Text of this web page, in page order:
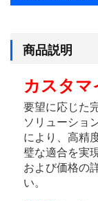
商品説明
カスタマ
要望に応じた
ソリューショ
により、高精
璧な適合を実
および価格の
い。